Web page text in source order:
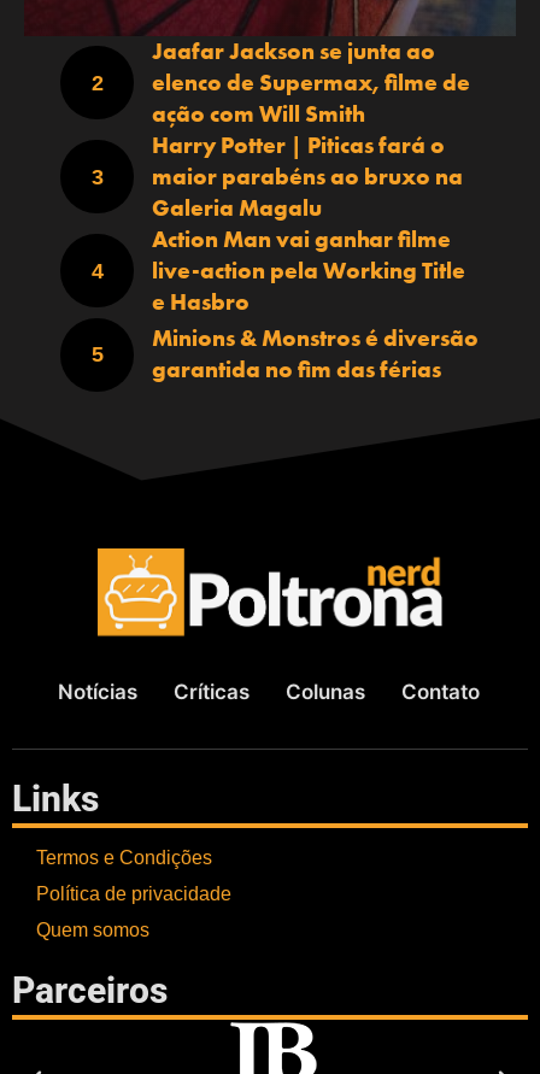
Jaafar Jackson se junta ao
elenco de Supermax, filme de
ação com Will Smith
Harry Potter | Piticas fará o
maior parabéns ao bruxo na
Galeria Magalu
Action Man vai ganhar filme
live-action pela Working Title
e Hasbro
Minions & Monstros é diversão
garantida no fim das férias
Notícias Críticas Colunas Contato
Links
Termos e Condições
Política de privacidade
Quem somos
Parceiros